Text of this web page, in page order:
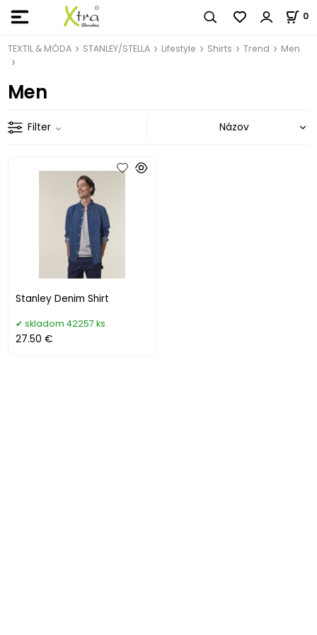
0
TEXTIL & MÓDA STANLEY/STELLA Lifestyle Shirts Trend Men
Men
Filter
Stanley Denim Shirt
skladom 42257 ks
27.50 €